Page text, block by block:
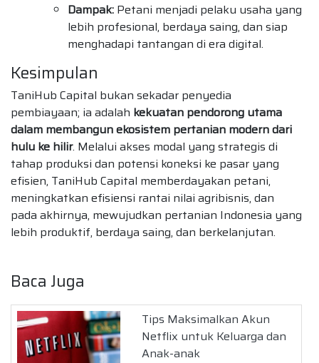
Dampak: Petani menjadi pelaku usaha yang
lebih profesional, berdaya saing, dan siap
menghadapi tantangan di era digital.
Kesimpulan
TaniHub Capital bukan sekadar penyedia
pembiayaan; ia adalah kekuatan pendorong utama
dalam membangun ekosistem pertanian modern dari
hulu ke hilir. Melalui akses modal yang strategis di
tahap produksi dan potensi koneksi ke pasar yang
efisien, TaniHub Capital memberdayakan petani,
meningkatkan efisiensi rantai nilai agribisnis, dan
pada akhirnya, mewujudkan pertanian Indonesia yang
lebih produktif, berdaya saing, dan berkelanjutan.
Baca Juga
Tips Maksimalkan Akun
Netflix untuk Keluarga dan
Anak-anak